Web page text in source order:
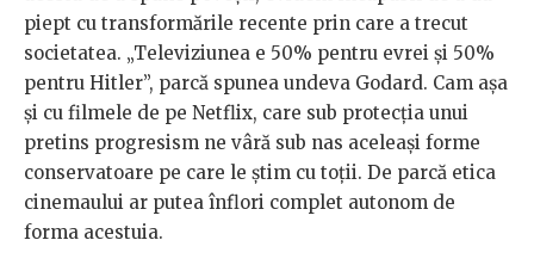
piept cu transformările recente prin care a trecut
societatea. „Televiziunea e 50% pentru evrei și 50%
pentru Hitler”, parcă spunea undeva Godard. Cam așa
și cu filmele de pe Netflix, care sub protecția unui
pretins progresism ne vâră sub nas aceleași forme
conservatoare pe care le știm cu toții. De parcă etica
cinemaului ar putea înflori complet autonom de
forma acestuia.